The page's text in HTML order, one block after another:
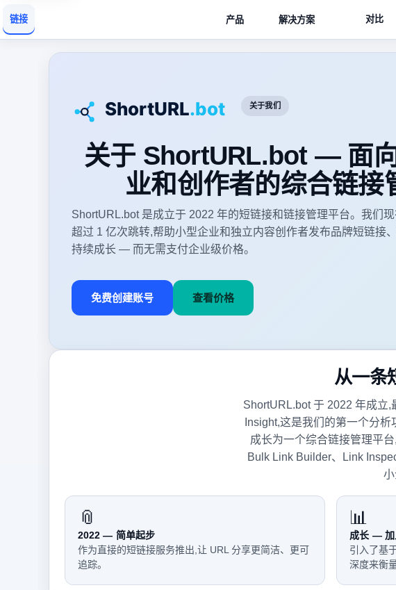
链接 产品 解决方案 对比
关于我们
关于 ShortURL.bot — 面
业和创作者的综合链接
ShortURL.bot 是成立于 2022 年的短链接和链接管理平台。我们
超过 1 亿次跳转,帮助小型企业和独立内容创作者发布品牌短链接
持续成长 — 而无需支付企业级价格。
免费创建账号 查看价格
从一条
ShortURL.bot 于 2022 年成立
Insight,这是我们的第一个分
成长为一个综合链接管理平
Bulk Link Builder、Link
📎
2022 — 简单起步
作为直接的短链接服务推出,让 URL 分享更简洁、更可
追踪。
📊
成长 —
引入了基
深度来衡